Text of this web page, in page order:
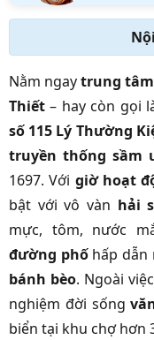
Nằm ngaytrung
Thiết – hay còn gọi
số 115 Lý Thường
truyền thống sầm
1697. Với giờ hoạt
bật với vô vàn hải
mực, tôm, nước
đường phốhấp dẫn
bánh bèo. Ngoài
nghiệm đời sống
biển tại khu chợ hơn